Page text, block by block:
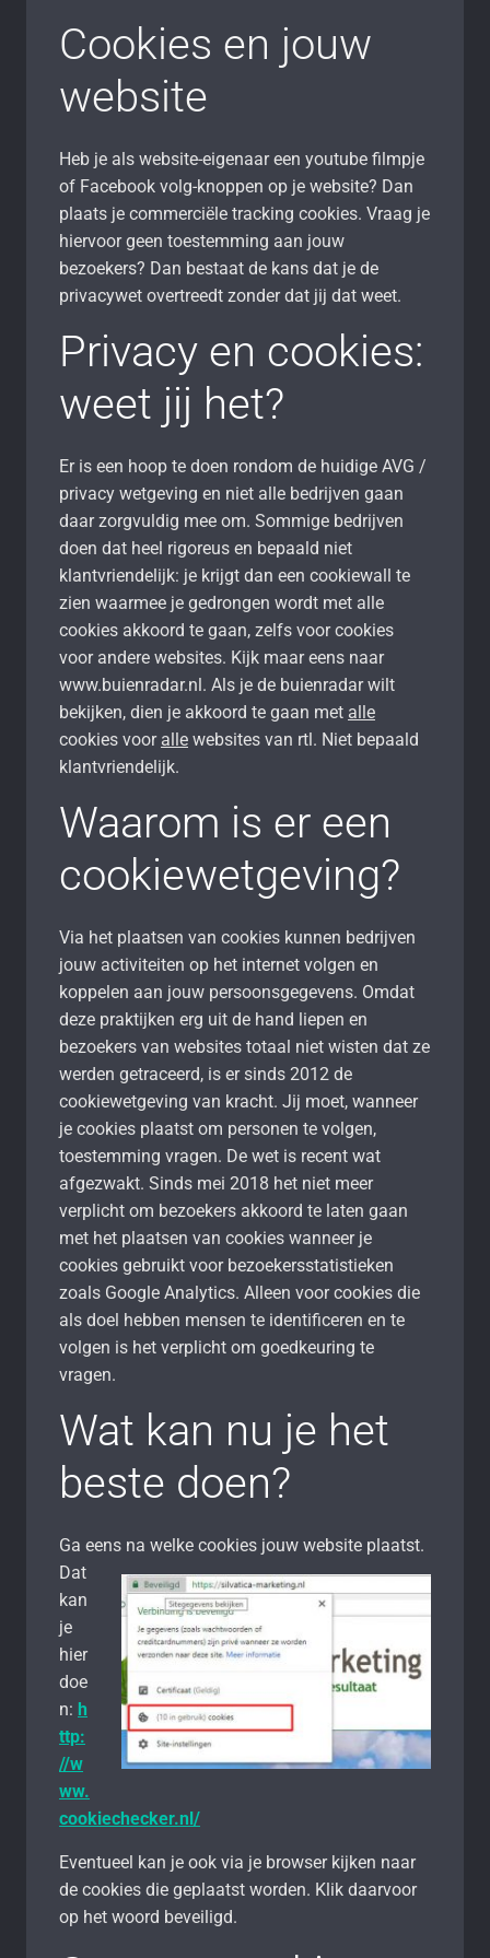
Cookies en jouw
website
Heb je als website-eigenaar een youtube filmpje
of Facebook volg-knoppen op je website? Dan
plaats je commerciële tracking cookies. Vraag je
hiervoor geen toestemming aan jouw
bezoekers? Dan bestaat de kans dat je de
privacywet overtreedt zonder dat jij dat weet.
Privacy en cookies:
weet jij het?
Er is een hoop te doen rondom de huidige AVG /
privacy wetgeving en niet alle bedrijven gaan
daar zorgvuldig mee om. Sommige bedrijven
doen dat heel rigoreus en bepaald niet
klantvriendelijk: je krijgt dan een cookiewall te
zien waarmee je gedrongen wordt met alle
cookies akkoord te gaan, zelfs voor cookies
voor andere websites. Kijk maar eens naar
www.buienradar.nl. Als je de buienradar wilt
bekijken, dien je akkoord te gaan met alle
cookies voor alle websites van rtl. Niet bepaald
klantvriendelijk.
Waarom is er een
cookiewetgeving?
Via het plaatsen van cookies kunnen bedrijven
jouw activiteiten op het internet volgen en
koppelen aan jouw persoonsgegevens. Omdat
deze praktijken erg uit de hand liepen en
bezoekers van websites totaal niet wisten dat ze
werden getraceerd, is er sinds 2012 de
cookiewetgeving van kracht. Jij moet, wanneer
je cookies plaatst om personen te volgen,
toestemming vragen. De wet is recent wat
afgezwakt. Sinds mei 2018 het niet meer
verplicht om bezoekers akkoord te laten gaan
met het plaatsen van cookies wanneer je
cookies gebruikt voor bezoekersstatistieken
zoals Google Analytics. Alleen voor cookies die
als doel hebben mensen te identificeren en te
volgen is het verplicht om goedkeuring te
vragen.
Wat kan nu je het
beste doen?
Ga eens na welke cookies jouw website plaatst.
Dat
kan
je
hier
doe
n: h
ttp:
//w
ww.
cookiechecker.nl/
Eventueel kan je ook via je browser kijken naar
de cookies die geplaatst worden. Klik daarvoor
op het woord beveiligd.